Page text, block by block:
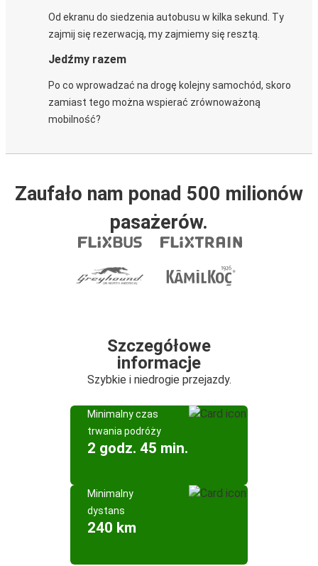
Od ekranu do siedzenia autobusu w kilka sekund. Ty
zajmij się rezerwacją, my zajmiemy się resztą.
Jedźmy razem
Po co wprowadzać na drogę kolejny samochód, skoro
zamiast tego można wspierać zrównoważoną
mobilność?
Zaufało nam ponad 500 milionów
pasażerów.
Szczegółowe
informacje
Szybkie i niedrogie przejazdy.
Minimalny czas
trwania podróży
2 godz. 45 min.
Minimalny
dystans
240 km